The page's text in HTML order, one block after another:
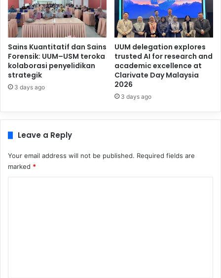
Sains Kuantitatif dan Sains
Forensik: UUM–USM teroka
kolaborasi penyelidikan
strategik
3 days ago
UUM delegation explores
trusted AI for research and
academic excellence at
Clarivate Day Malaysia
2026
3 days ago
Leave a Reply
Your email address will not be published. Required fields are
marked *